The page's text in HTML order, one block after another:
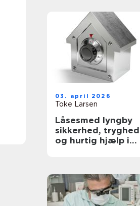
03. april 2026
Toke Larsen
Låsesmed lyngby
sikkerhed, tryghed
og hurtig hjælp i